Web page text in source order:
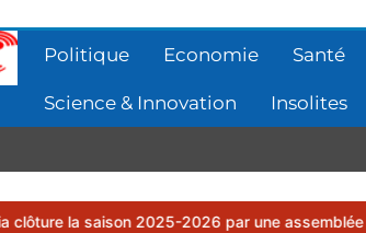
Politique Economie Santé
Science & Innovation Insolites
2025-2026 par une assemblée générale